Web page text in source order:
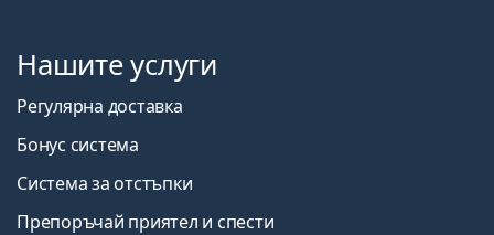
Нашите услуги
Регулярна доставка
Бонус система
Система за отстъпки
Препоръчай приятел и спести